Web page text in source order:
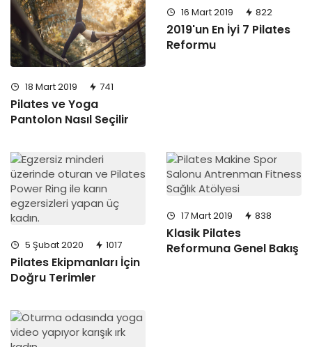
18 Mart 2019 741
Pilates ve Yoga
Pantolon Nasıl Seçilir
16 Mart 2019 822
2019'un En İyi 7 Pilates
Reformu
5 Şubat 2020 1017
Pilates Ekipmanları İçin
Doğru Terimler
17 Mart 2019 838
Klasik Pilates
Reformuna Genel Bakış